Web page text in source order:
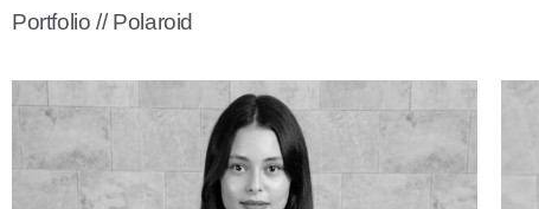
Portfolio // Polaroid